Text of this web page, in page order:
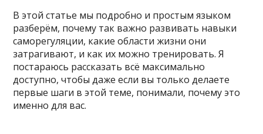
В этой статье мы подробно и простым языком
разберём, почему так важно развивать навыки
саморегуляции, какие области жизни они
затрагивают, и как их можно тренировать. Я
постараюсь рассказать всё максимально
доступно, чтобы даже если вы только делаете
первые шаги в этой теме, понимали, почему это
именно для вас.